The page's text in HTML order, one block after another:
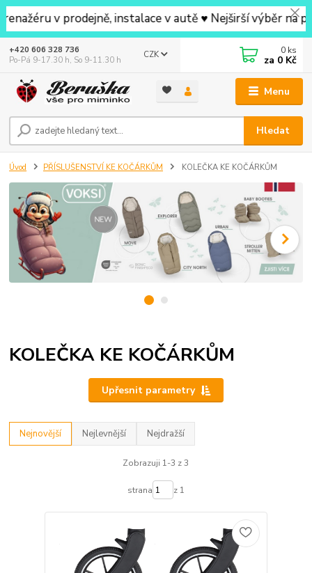
v prodejně, instalace v autě ♥ Nejširší výběr na
Menu
CZK
Hledat
+420 606 328 736
Po-Pá 9-17.30 h, So 9-11.30 h
0 ks
za 0 Kč
Úvod PŘÍSLUŠENSTVÍ KE KOČÁRKŮM KOLEČKA KE KOČÁRKŮM
KOLEČKA KE KOČÁRKŮM
Upřesnit parametry
Nejnovější Nejlevnější Nejdražší
Zobrazuji 1-3 z 3
strana z 1